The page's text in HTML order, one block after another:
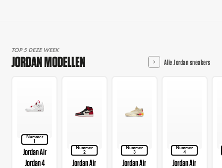
TOP 5 DEZE WEEK
JORDAN MODELLEN Alle Jordan sneakers
Nummer
1
Jordan Air
Jordan 4
Nummer
2
Jordan Air
Nummer
3
Jordan Air
Nummer
4
Jordan Air